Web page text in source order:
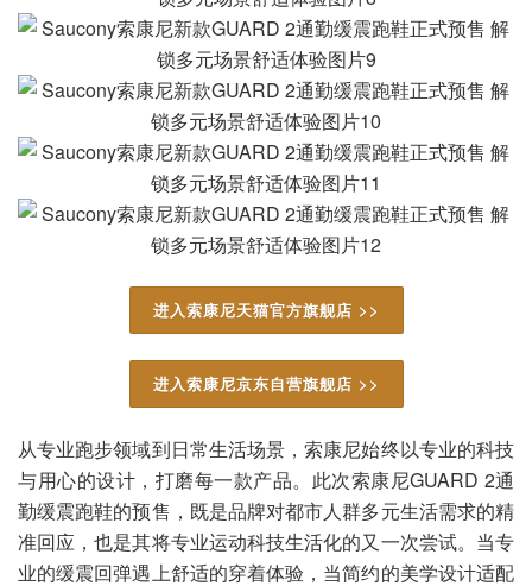
进入索康尼天猫官方旗舰店 >>
进入索康尼京东自营旗舰店 >>
从专业跑步领域到日常生活场景，索康尼始终以专业的科技
与用心的设计，打磨每一款产品。此次索康尼GUARD 2通
勤缓震跑鞋的预售，既是品牌对都市人群多元生活需求的精
准回应，也是其将专业运动科技生活化的又一次尝试。当专
业的缓震回弹遇上舒适的穿着体验，当简约的美学设计适配